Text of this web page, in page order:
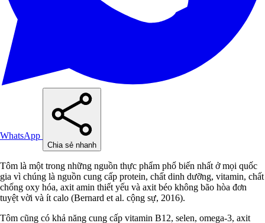
WhatsApp
Chia sẻ nhanh
Tôm là một trong những nguồn thực phẩm phổ biến nhất ở mọi quốc
gia vì chúng là nguồn cung cấp protein, chất dinh dưỡng, vitamin, chất
chống oxy hóa, axit amin thiết yếu và axit béo không bão hòa đơn
tuyệt vời và ít calo (Bernard et al. cộng sự, 2016).
Tôm cũng có khả năng cung cấp vitamin B12, selen, omega-3, axit